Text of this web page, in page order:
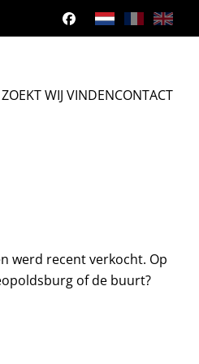
WIJ VINDENCONTACT
werd recent verkocht. Op
of de buurt?